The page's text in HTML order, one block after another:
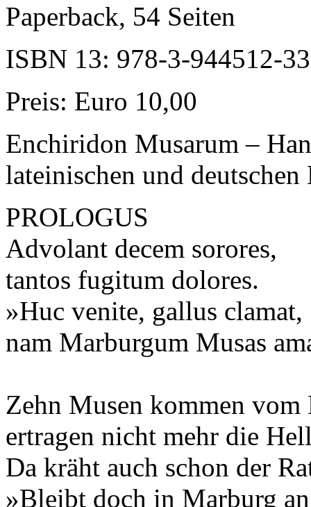
Paperback, 54 Seiten
ISBN 13: 978-3-944512-
Preis: Euro 10,00
Enchiridon Musarum –
lateinischen und
PROLOGUS
Advolant decem sorores,
tantos fugitum dolores.
»Huc venite, gallus clamat,
nam Marburgum Musas
Zehn Musen kommen
ertragen nicht mehr die
Da kräht auch schon der
»Bleibt doch in Marburg